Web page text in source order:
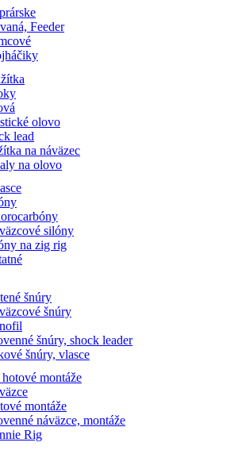
Feeder
olovo
lead
na náväzec
na olovo
silóny
na zig rig
šnúry
šnúry
šnúry, shock leader
šnúry, vlasce
montáže
montáže
náväzce, montáže
Rig